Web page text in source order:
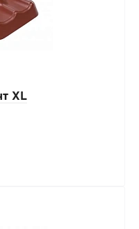
XL